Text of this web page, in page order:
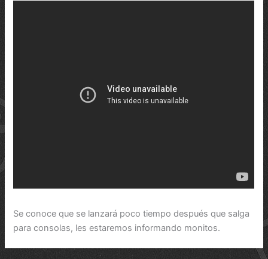
Se conoce que se lanzará poco tiempo después que salga
para consolas, les estaremos informando monitos.